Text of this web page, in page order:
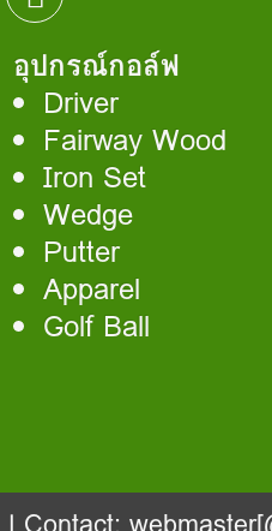
อุปกรณ์กอล์ฟ
Driver
Fairway Wood
Iron Set
Wedge
Putter
Apparel
Golf Ball